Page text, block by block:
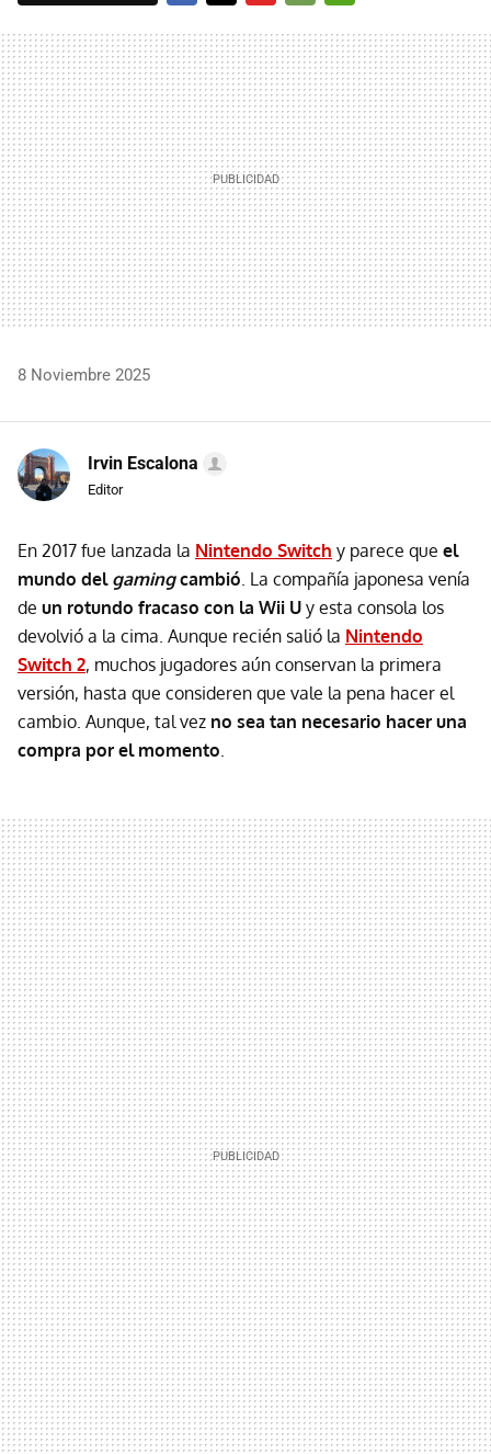
MAIL
8 Noviembre 2025
Irvin Escalona
Editor
En 2017 fue lanzada la Nintendo Switch y parece que el
mundo del gamingcambió. La compañía japonesa venía
de un rotundo fracaso con la Wii U y esta consola los
devolvió a la cima. Aunque recién salió la Nintendo
Switch 2, muchos jugadores aún conservan la primera
versión, hasta que consideren que vale la pena hacer el
cambio. Aunque, tal vez no sea tan necesario hacer una
compra por el momento.